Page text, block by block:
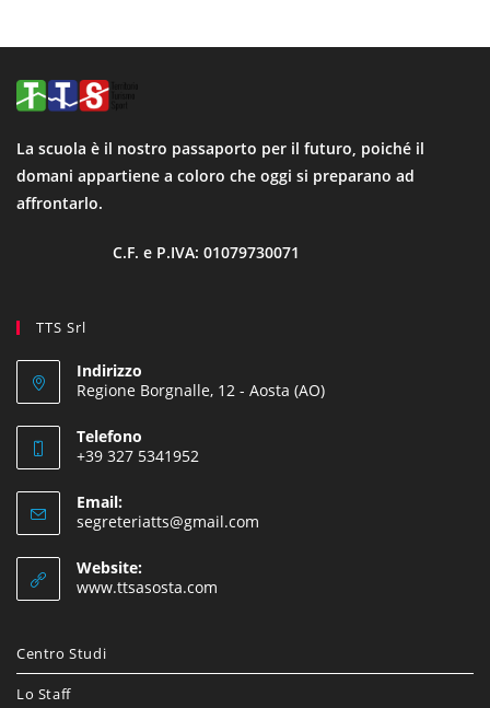
La scuola è il nostro passaporto per il futuro, poiché il
domani appartiene a coloro che oggi si preparano ad
affrontarlo.
C.F. e P.IVA: 01079730071
TTS Srl
Indirizzo
Regione Borgnalle, 12 - Aosta (AO)
Telefono
+39 327 5341952
Email:
segreteriatts@gmail.com
Website:
www.ttsasosta.com
Centro Studi
Lo Staff